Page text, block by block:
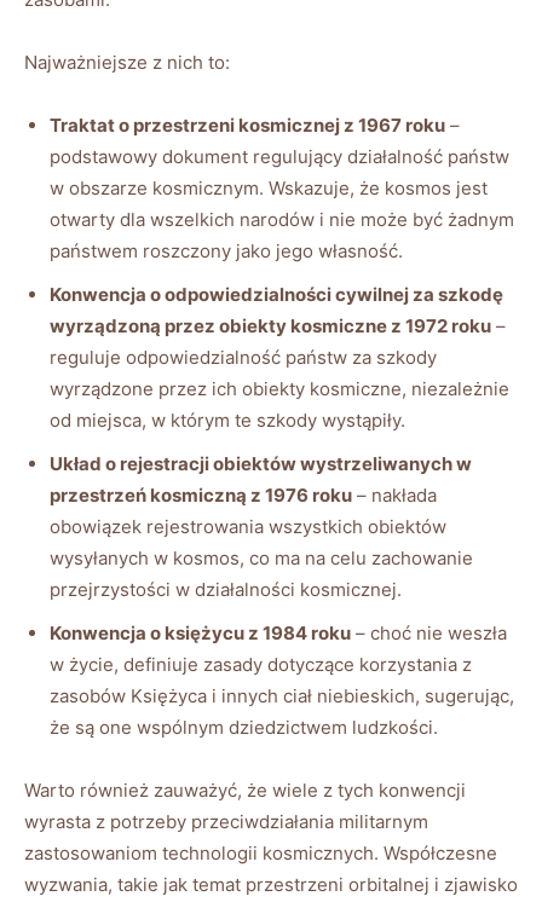
Najważniejsze z nich to:
Traktat o przestrzeni kosmicznej z 1967 roku –
podstawowy dokument regulujący działalność państw
w obszarze kosmicznym. Wskazuje, że kosmos jest
otwarty dla wszelkich narodów i nie może być żadnym
państwem roszczony jako jego własność.
Konwencja o odpowiedzialności cywilnej za szkodę
wyrządzoną przez obiekty kosmiczne z 1972 roku –
reguluje odpowiedzialność państw za szkody
wyrządzone przez ich obiekty kosmiczne, niezależnie
od miejsca, w którym te szkody wystąpiły.
Układ o rejestracji obiektów wystrzeliwanych w
przestrzeń kosmiczną z 1976 roku – nakłada
obowiązek rejestrowania wszystkich obiektów
wysyłanych w kosmos, co ma na celu zachowanie
przejrzystości w działalności kosmicznej.
Konwencja o księżycu z 1984 roku – choć nie weszła
w życie, definiuje zasady dotyczące korzystania z
zasobów Księżyca i innych ciał niebieskich, sugerując,
że są one wspólnym dziedzictwem ludzkości.
Warto również zauważyć, że wiele z tych konwencji
wyrasta z potrzeby przeciwdziałania militarnym
zastosowaniom technologii kosmicznych. Współczesne
wyzwania, takie jak temat przestrzeni orbitalnej i zjawisko